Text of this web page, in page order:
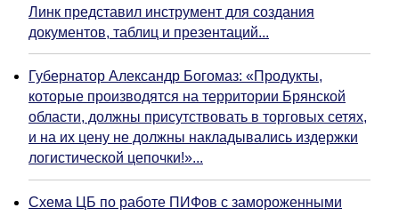
Линк представил инструмент для создания
документов, таблиц и презентаций...
Губернатор Александр Богомаз: «Продукты,
которые производятся на территории Брянской
области, должны присутствовать в торговых сетях,
и на их цену не должны накладывались издержки
логистической цепочки!»...
Схема ЦБ по работе ПИФов с замороженными